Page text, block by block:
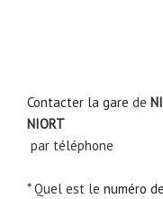
Contacter la gare de
NIORT
par téléphone
* Quel est le numéro